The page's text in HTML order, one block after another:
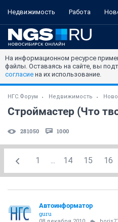
Недвижимость Работа
На информационном ресурсе
файлы. Оставаясь на сайте, вы
согласие на их использование.
НГС.Форум Недвижимость
Строймастер (Что
281050 1000
1 ... 14 15 16
Автоинформатор
guru